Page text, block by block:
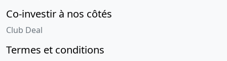
Co-investir à nos côtés
Club Deal
Termes et conditions